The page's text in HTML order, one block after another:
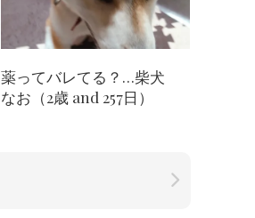
薬ってバレてる？…柴犬
なお（2歳 and 257日）